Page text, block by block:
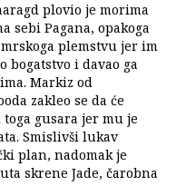
plovio je morima
sebi Pagana, opakoga
plemstvu jer im
bogatstvo i davao ga
Markiz od
zakleo se da će
gusara jer mu je
Smislivši lukav
plan, nadomak je
skrene Jade, čarobna